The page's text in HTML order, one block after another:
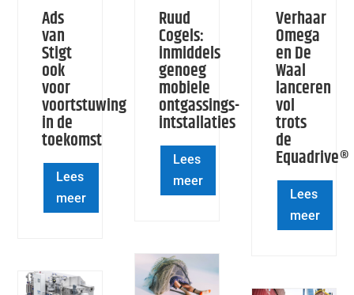
Ads
van
Stigt
ook
voor
voortstuwing
in de
toekomst
Lees
meer
Ruud
Cogels:
inmiddels
genoeg
mobiele
ontgassings-
intstallaties
Lees
meer
Verhaar
Omega
en De
Waal
lanceren
vol
trots
de
Equadrive®
Lees
meer